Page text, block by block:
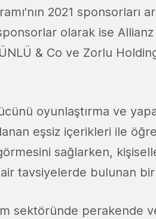
2021 sponsorları
olarak ise Allianz
& Co ve Zorlu
oyunlaştırma ve
eşsiz içerikleri ile
sağlarken,
tavsiyelerde bulunan
sektöründe perakende